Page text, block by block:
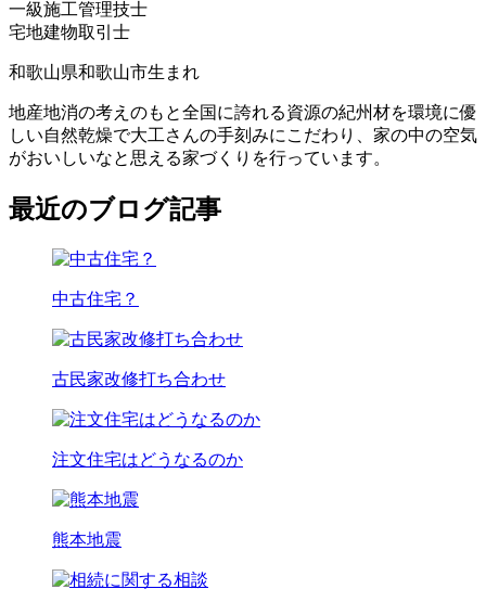
一級施工管理技士
宅地建物取引士
和歌山県和歌山市生まれ
地産地消の考えのもと全国に誇れる資源の紀州材を環境に優
しい自然乾燥で大工さんの手刻みにこだわり、家の中の空気
がおいしいなと思える家づくりを行っています。
最近のブログ記事
中古住宅？
古民家改修打ち合わせ
注文住宅はどうなるのか
熊本地震